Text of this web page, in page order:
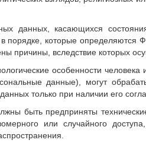
данных, касающихся
в порядке, которые
причины, вследствие которых
особенности
данные), могут
только при наличии его
быть предприняты
или случайного